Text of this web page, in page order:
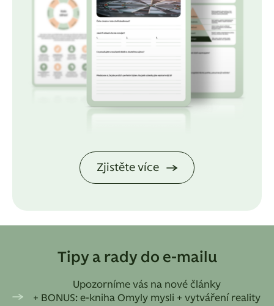
Zjistěte více
Tipy a rady do e-mailu
Upozorníme vás na nové články
+ BONUS: e-kniha Omyly mysli + vytváření reality